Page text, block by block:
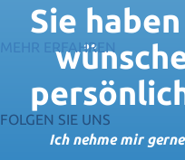
MEHR ERFAHREN
FOLGEN SIE UNS
Sie
Ich nehme mir